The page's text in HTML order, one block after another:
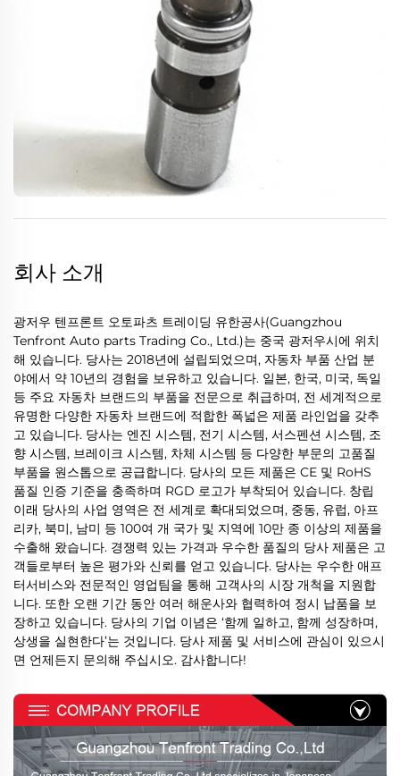
회사 소개
광저우 텐프론트 오토파츠 트레이딩 유한공사(Guangzhou
Tenfront Auto parts Trading Co., Ltd.)는 중국 광저우시에 위치
해 있습니다. 당사는 2018년에 설립되었으며, 자동차 부품 산업 분
야에서 약 10년의 경험을 보유하고 있습니다. 일본, 한국, 미국, 독일
등 주요 자동차 브랜드의 부품을 전문으로 취급하며, 전 세계적으로
유명한 다양한 자동차 브랜드에 적합한 폭넓은 제품 라인업을 갖추
고 있습니다. 당사는 엔진 시스템, 전기 시스템, 서스펜션 시스템, 조
향 시스템, 브레이크 시스템, 차체 시스템 등 다양한 부문의 고품질
부품을 원스톱으로 공급합니다. 당사의 모든 제품은 CE 및 RoHS
품질 인증 기준을 충족하며 RGD 로고가 부착되어 있습니다. 창립
이래 당사의 사업 영역은 전 세계로 확대되었으며, 중동, 유럽, 아프
리카, 북미, 남미 등 100여 개 국가 및 지역에 10만 종 이상의 제품을
수출해 왔습니다. 경쟁력 있는 가격과 우수한 품질의 당사 제품은 고
객들로부터 높은 평가와 신뢰를 얻고 있습니다. 당사는 우수한 애프
터서비스와 전문적인 영업팀을 통해 고객사의 시장 개척을 지원합
니다. 또한 오랜 기간 동안 여러 해운사와 협력하여 정시 납품을 보
장하고 있습니다. 당사의 기업 이념은 ‘함께 일하고, 함께 성장하며,
상생을 실현한다’는 것입니다. 당사 제품 및 서비스에 관심이 있으시
면 언제든지 문의해 주십시오. 감사합니다!